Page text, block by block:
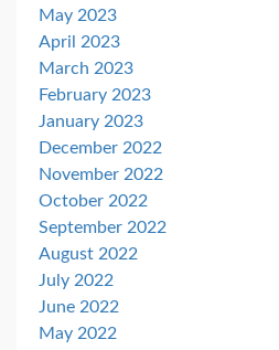
May 2023
April 2023
March 2023
February 2023
January 2023
December 2022
November 2022
October 2022
September 2022
August 2022
July 2022
June 2022
May 2022